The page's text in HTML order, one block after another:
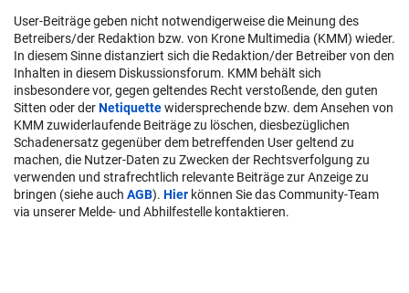
User-Beiträge geben nicht notwendigerweise die Meinung des
Betreibers/der Redaktion bzw. von Krone Multimedia (KMM) wieder.
In diesem Sinne distanziert sich die Redaktion/der Betreiber von den
Inhalten in diesem Diskussionsforum. KMM behält sich
insbesondere vor, gegen geltendes Recht verstoßende, den guten
Sitten oder derNetiquettewidersprechende bzw. dem Ansehen von
KMM zuwiderlaufende Beiträge zu löschen, diesbezüglichen
Schadenersatz gegenüber dem betreffenden User geltend zu
machen, die Nutzer-Daten zu Zwecken der Rechtsverfolgung zu
verwenden und strafrechtlich relevante Beiträge zur Anzeige zu
bringen (siehe auch AGB). Hier können Sie das Community-Team
via unserer Melde- und Abhilfestelle kontaktieren.